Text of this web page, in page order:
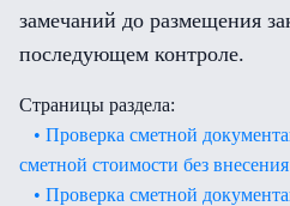
замечаний до размещения
последующем контроле.
Страницы раздела:
• Проверка сметной
сметной стоимости без
• Проверка сметной